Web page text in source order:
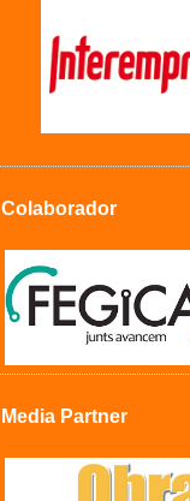
Colaborador
Media Partner